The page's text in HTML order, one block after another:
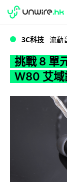
WWDC 2026
3C科技 流動
挑戰 8
W80 艾域